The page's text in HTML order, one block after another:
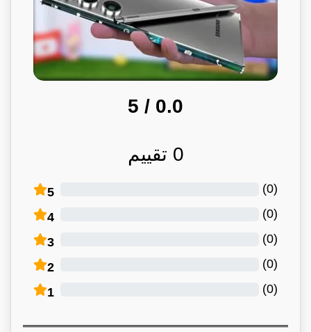
0.0
/ 5
0 تقييم
5 (
0
)
4 (
0
)
3 (
0
)
2 (
0
)
1 (
0
)